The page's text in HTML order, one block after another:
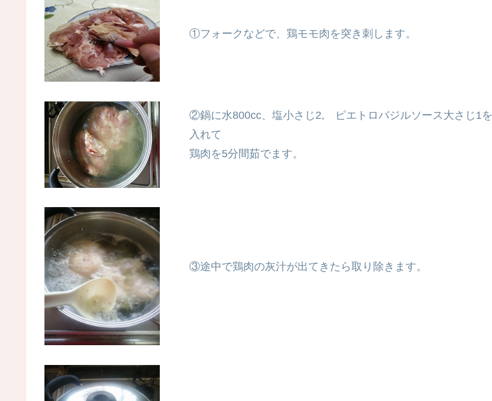
①フォークなどで、鶏モモ肉を突き刺します。
②鍋に水800cc、塩小さじ2, ピエトロバジルソース大さじ1を
入れて
鶏肉を5分間茹でます。
③途中で鶏肉の灰汁が出てきたら取り除きます。